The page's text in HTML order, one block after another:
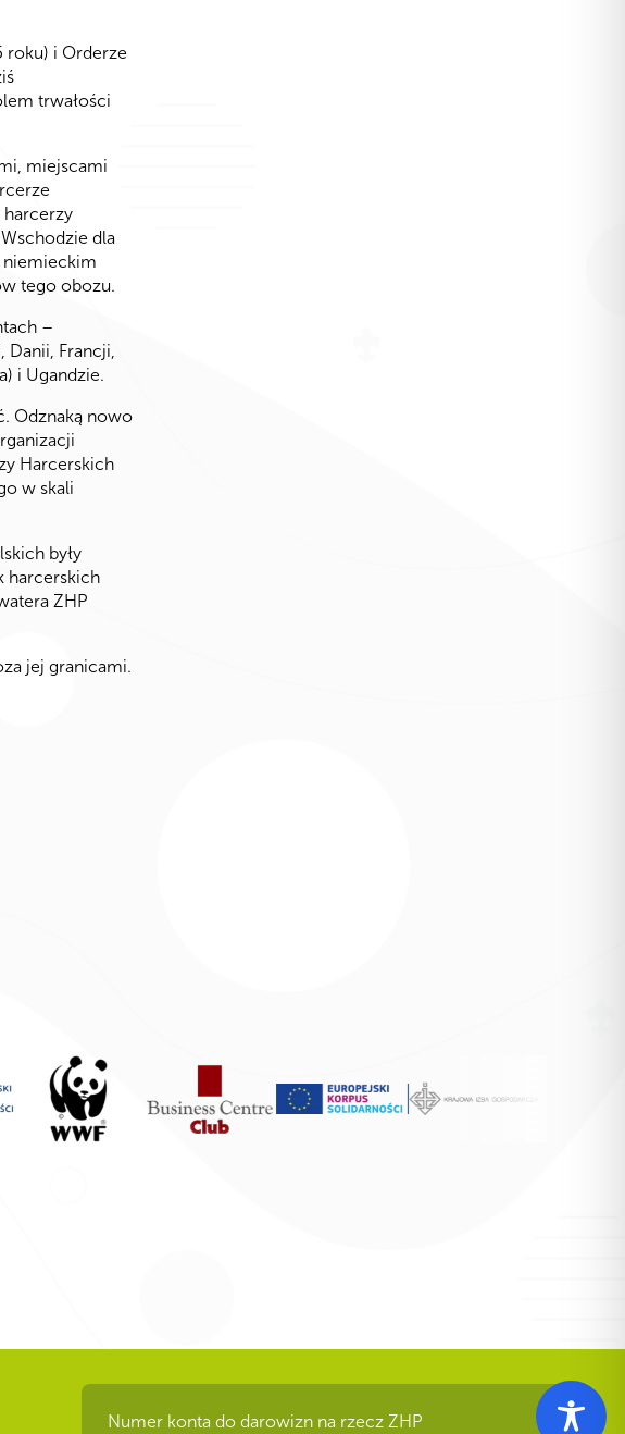
roku) i Orderze
trwałości
miejscami
harcerzy
dla
niemieckim
tego obozu.
–
Francji,
i Ugandzie.
Odznaką nowo
Harcerskich
w skali
były
harcerskich
ZHP
jej granicami.
Numer konta do darowizn na rzecz ZHP